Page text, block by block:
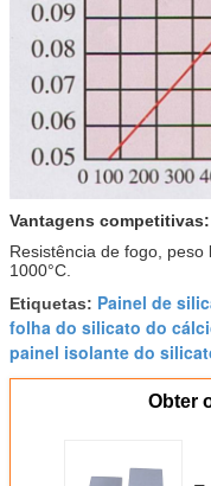
Vantagens competitivas:
Resistência de fogo,
1000°C.
Etiquetas: Painel de
folha do silicato do
painel isolante do
Obter